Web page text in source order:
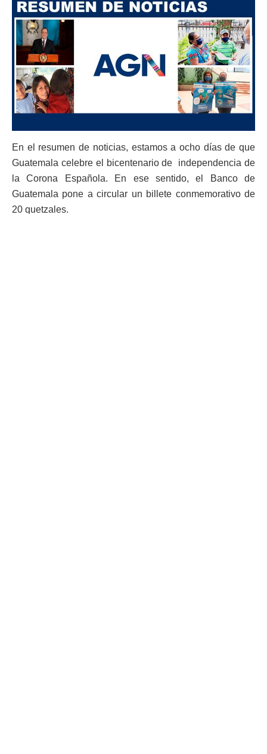
En el resumen de noticias, estamos a ocho días de que
Guatemala celebre el bicentenario de independencia de
la Corona Española. En ese sentido, el Banco de
Guatemala pone a circular un billete conmemorativo de
20 quetzales.